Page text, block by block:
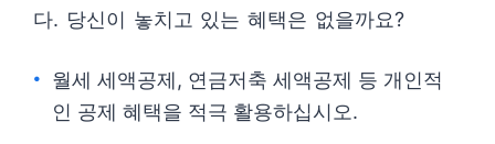
다. 당신이 놓치고 있는 혜택은 없을까요?
월세 세액공제, 연금저축 세액공제 등 개인적
인 공제 혜택을 적극 활용하십시오.